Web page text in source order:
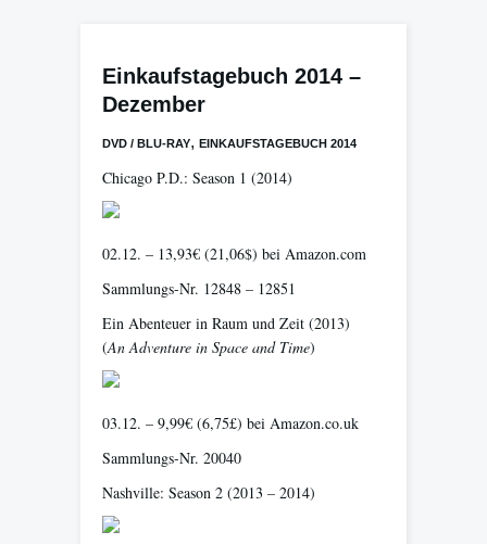
Einkaufstagebuch 2014 –
Dezember
DVD / BLU-RAY, EINKAUFSTAGEBUCH 2014
Chicago P.D.: Season 1 (2014)
02.12. – 13,93€ (21,06$) bei Amazon.com
Sammlungs-Nr. 12848 – 12851
Ein Abenteuer in Raum und Zeit (2013)
(An Adventure in Space and Time)
03.12. – 9,99€ (6,75£) bei Amazon.co.uk
Sammlungs-Nr. 20040
Nashville: Season 2 (2013 – 2014)